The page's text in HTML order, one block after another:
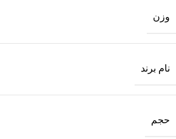
وزن
نام برند
حجم